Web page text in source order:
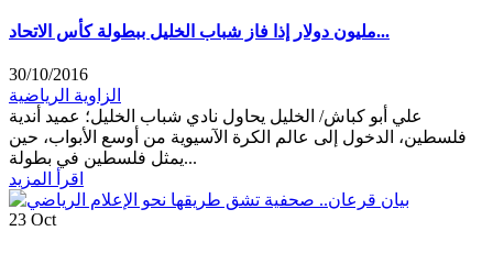
مليون دولار إذا فاز شباب الخليل ببطولة كأس الاتحاد...
30/10/2016
الزاوية الرياضية
علي أبو كباش/ الخليل يحاول نادي شباب الخليل؛ عميد أندية
فلسطين، الدخول إلى عالم الكرة الآسيوية من أوسع الأبواب، حين
يمثل فلسطين في بطولة...
اقرأ المزيد
23 Oct